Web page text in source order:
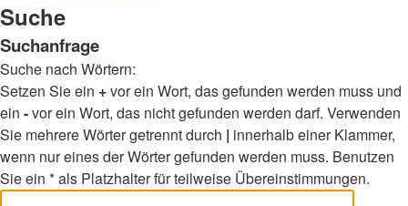
Suche
Suchanfrage
Suche nach Wörtern:
Setzen Sie ein +vor ein Wort, das gefunden werden muss und
ein -vor ein Wort, das nicht gefunden werden darf. Verwenden
Sie mehrere Wörter getrennt durch | innerhalb einer Klammer,
wenn nur eines der Wörter gefunden werden muss. Benutzen
Sie ein * als Platzhalter für teilweise Übereinstimmungen.